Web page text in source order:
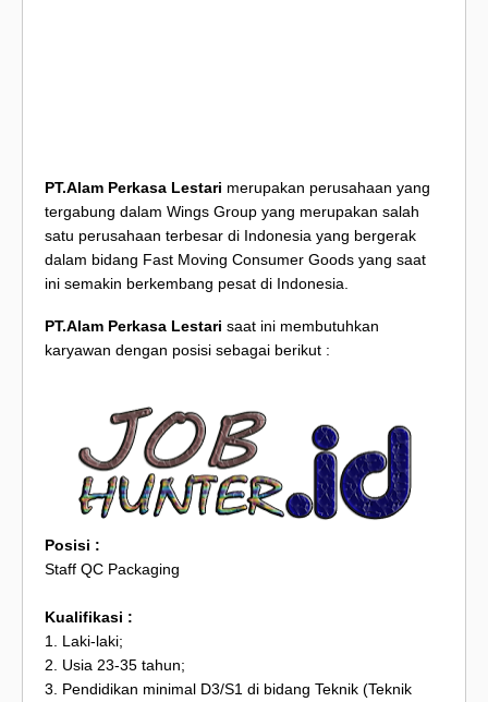
PT.Alam Perkasa Lestari merupakan perusahaan yang
tergabung dalam Wings Group yang merupakan salah
satu perusahaan terbesar di Indonesia yang bergerak
dalam bidang Fast Moving Consumer Goods yang saat
ini semakin berkembang pesat di Indonesia.
PT.Alam Perkasa Lestari saat ini membutuhkan
karyawan dengan posisi sebagai berikut :
Posisi :
Staff QC Packaging
Kualifikasi :
1. Laki-laki;
2. Usia 23-35 tahun;
3. Pendidikan minimal D3/S1 di bidang Teknik (Teknik